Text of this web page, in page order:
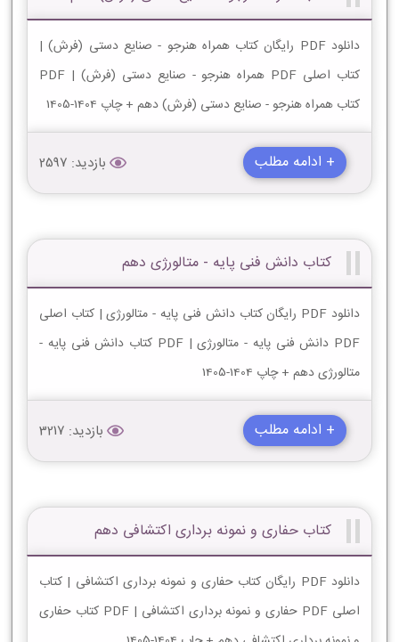
دانلود PDF رایگان کتاب همراه هنرجو - صنایع دستی (فرش) |
کتاب اصلی PDF همراه هنرجو - صنایع دستی (فرش) | PDF
کتاب همراه هنرجو - صنایع دستی (فرش) دهم + چاپ 1404-1405
+ ادامه مطلب بازدید: 2597
کتاب دانش فنی پایه - متالورژی دهم
دانلود PDF رایگان کتاب دانش فنی پایه - متالورژی | کتاب اصلی
PDF دانش فنی پایه - متالورژی | PDF کتاب دانش فنی پایه -
متالورژی دهم + چاپ 1404-1405
+ ادامه مطلب بازدید: 3217
کتاب حفاری و نمونه برداری اکتشافی دهم
دانلود PDF رایگان کتاب حفاری و نمونه برداری اکتشافی | کتاب
اصلی PDF حفاری و نمونه برداری اکتشافی | PDF کتاب حفاری